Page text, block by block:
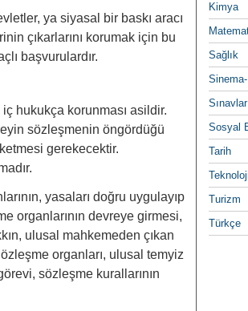
ya siyasal bir baskı aracı
çıkarlarını korumak için bu
başvurulardır.
hukukça korunması asildir.
sözleşmenin öngördüğü
gerekecektir.
yasaları doğru uygulayıp
organlarının devreye girmesi,
ulusal mahkemeden çıkan
organları, ulusal temyiz
sözleşme kurallarının
Kimya
Sağlık
Sınavlar
Sosyal
Tarih
Turizm
Türkçe